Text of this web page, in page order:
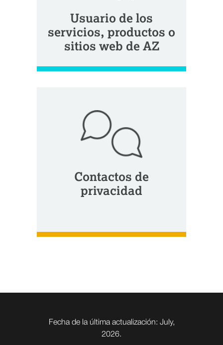
Usuario de los
servicios, productos o
sitios web de AZ
Contactos de
privacidad
Fecha de la última actualización: July,
2026.